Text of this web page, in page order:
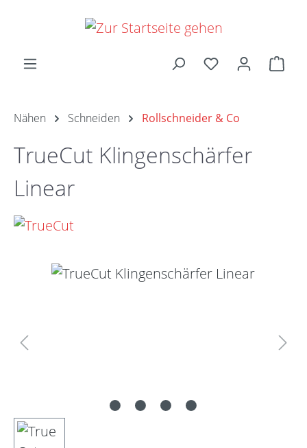
Zum Hauptinhalt springen
Nähen Schneiden Rollschneider & Co
TrueCut Klingenschärfer
Linear
Bildergalerie überspringen